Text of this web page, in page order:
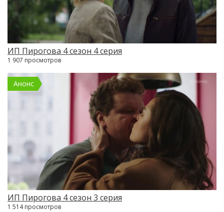
ИП Пирогова 4 сезон 4 серия
1 907 просмотров
Анонс
ИП Пирогова 4 сезон 3 серия
1 514 просмотров